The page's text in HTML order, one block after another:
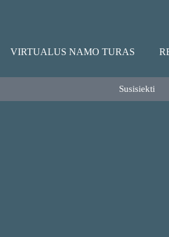
VIRTUALUS NAMO TURAS
Susisiekti